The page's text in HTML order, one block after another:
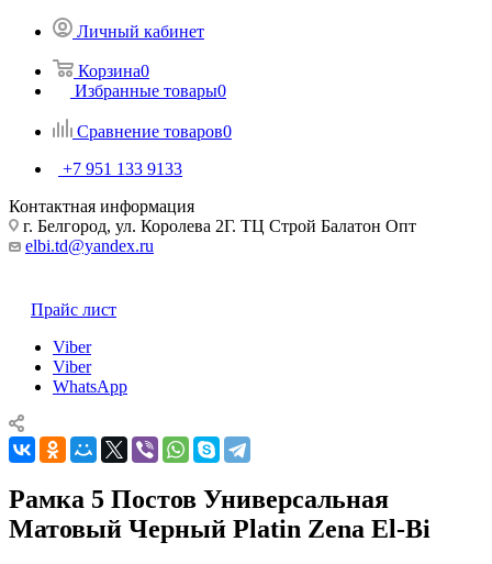
Личный кабинет
Корзина0
Избранные товары0
Сравнение товаров0
+7 951 133 9133
Контактная информация
г. Белгород, ул. Королева 2Г. ТЦ Строй Балатон Опт
elbi.td@yandex.ru
Прайс лист
Viber
Viber
WhatsApp
Рамка 5 Постов Универсальная
Матовый Черный Platin Zena El-Bi